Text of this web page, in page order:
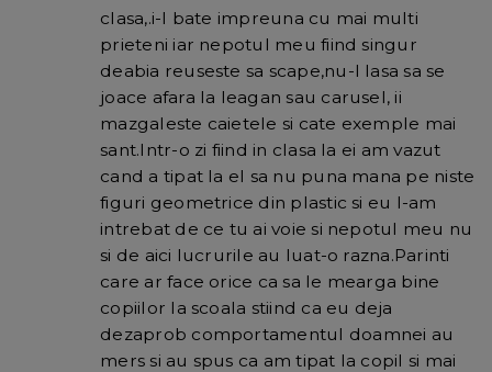
clasa,.i-l bate impreuna cu mai multi
prieteni iar nepotul meu fiind singur
deabia reuseste sa scape,nu-l lasa sa se
joace afara la leagan sau carusel, ii
mazgaleste caietele si cate exemple mai
sant.Intr-o zi fiind in clasa la ei am vazut
cand a tipat la el sa nu puna mana pe niste
figuri geometrice din plastic si eu l-am
intrebat de ce tu ai voie si nepotul meu nu
si de aici lucrurile au luat-o razna.Parinti
care ar face orice ca sa le mearga bine
copiilor la scoala stiind ca eu deja
dezaprob comportamentul doamnei au
mers si au spus ca am tipat la copil si mai